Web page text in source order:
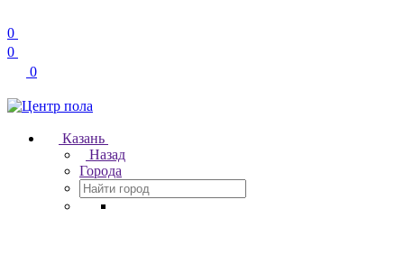
0
0
0
Казань
Назад
Города